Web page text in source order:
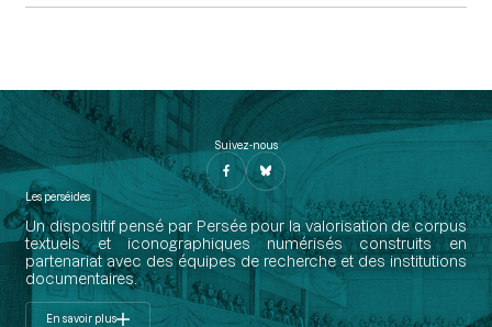
Suivez-nous
Les perséides
Un dispositif pensé par Persée pour la valorisation de corpus
textuels et iconographiques numérisés construits en
partenariat avec des équipes de recherche et des institutions
documentaires.
En savoir plus